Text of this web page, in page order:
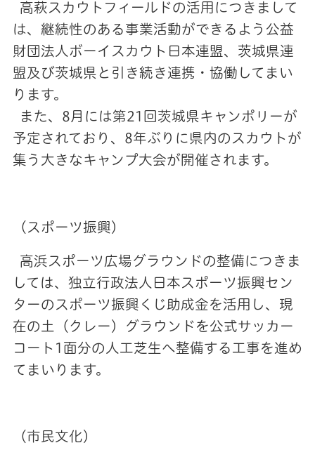
高萩スカウトフィールドの活用につきまして
は、継続性のある事業活動ができるよう公益
財団法人ボーイスカウト日本連盟、茨城県連
盟及び茨城県と引き続き連携・協働してまい
ります。
また、8月には第21回茨城県キャンポリーが
予定されており、8年ぶりに県内のスカウトが
集う大きなキャンプ大会が開催されます。
（スポーツ振興）
高浜スポーツ広場グラウンドの整備につきま
しては、独立行政法人日本スポーツ振興セン
ターのスポーツ振興くじ助成金を活用し、現
在の土（クレー）グラウンドを公式サッカー
コート1面分の人工芝生へ整備する工事を進め
てまいります。
（市民文化）